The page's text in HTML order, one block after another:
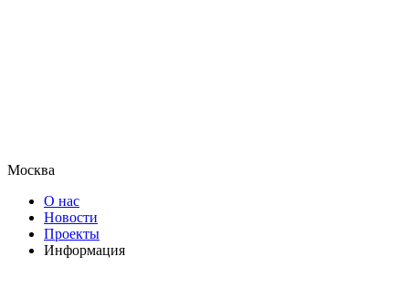
Москва
О нас
Новости
Проекты
Информация